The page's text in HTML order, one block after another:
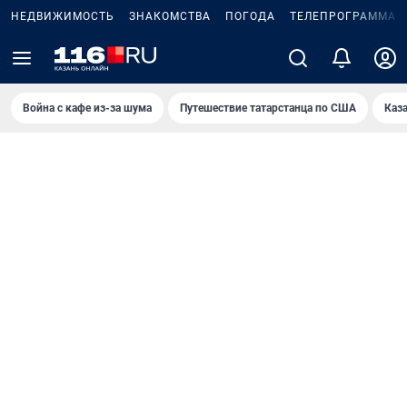
НЕДВИЖИМОСТЬ ЗНАКОМСТВА ПОГОДА ТЕЛЕПРОГРАММА
Война с кафе из-за шума Путешествие татарстанца по США